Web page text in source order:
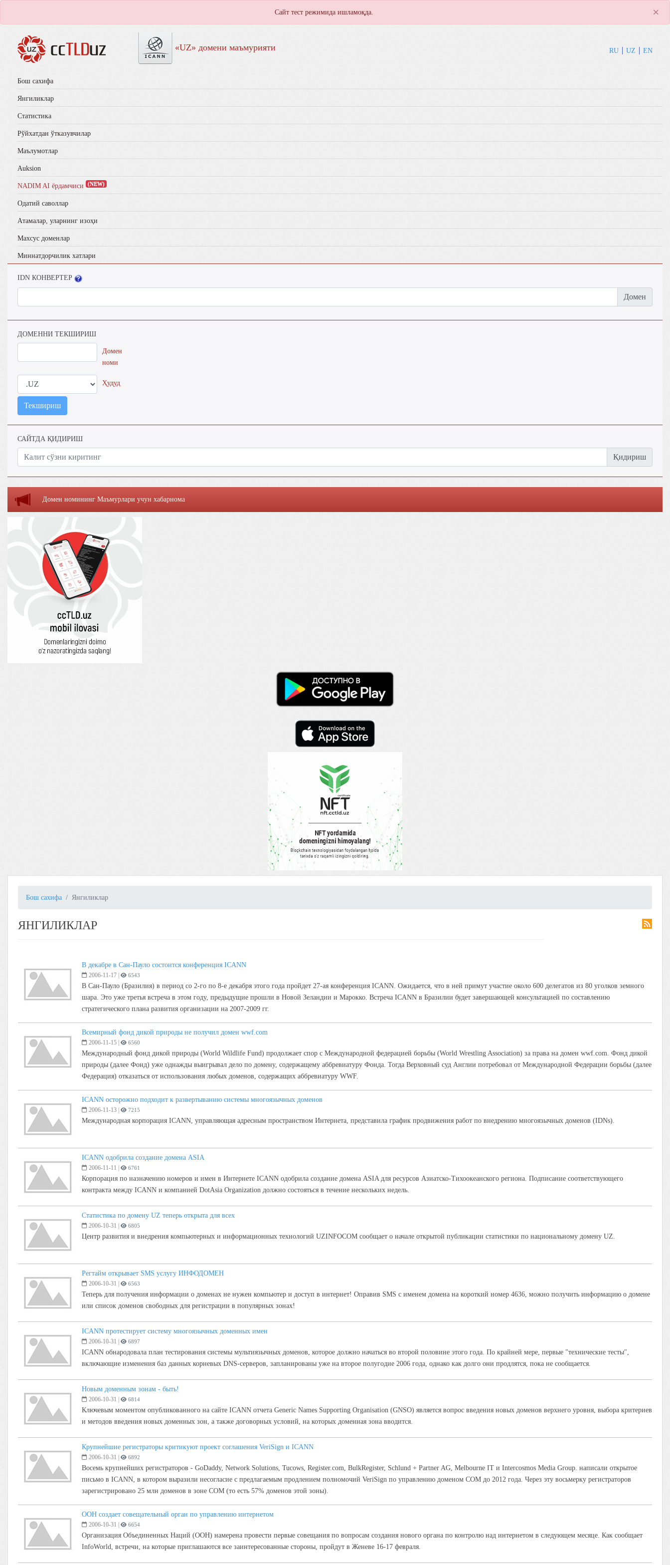
Сайт тест режимида ишламоқда. ×
«UZ» домени маъмурияти RU UZ EN
Бош сахифа
Янгиликлар
Статистика
Рўйхатдан ўтказувчилар
Маълумотлар
Auksion
NADIM AI ёрдамчиси (NEW)
Одатий саволлар
Aтамалар, уларнинг изоҳи
Махсус доменлар
Миннатдорчилик хатлари
IDN КОНВЕРТЕР
Домен
ДОМЕННИ ТЕКШИРИШ
Домен
номи
Ҳудуд
Текшириш
САЙТДА ҚИДИРИШ
Қидириш
Домен номининг Маъмурлaри учун хaбaрномa
Бош сахифа Янгиликлар
ЯНГИЛИКЛАР
В декабре в Сан-Пауло состоится конференция ICANN
2006-11-17 6543
В Сан-Пауло (Бразилия) в период со 2-го по 8-е декабря этого года пройдет 27-ая конференция ICANN. Ожидается, что в ней примут участие около 600 делегатов из 80 уголков земного
шара. Это уже третья встреча в этом году, предыдущие прошли в Новой Зеландии и Марокко. Встреча ICANN в Бразилии будет завершающей консультацией по составлению
стратегического плана развития организации на 2007-2009 гг.
Всемирный фонд дикой природы не получил домен wwf.com
2006-11-15 6560
Международный фонд дикой природы (World Wildlife Fund) продолжает спор с Международной федерацией борьбы (World Wrestling Association) за права на домен wwf.com. Фонд дикой
природы (далее Фонд) уже однажды выигрывал дело по домену, содержащему аббревиатуру Фонда. Тогда Верховный суд Англии потребовал от Международной Федерации борьбы (далее
Федерация) отказаться от использования любых доменов, содержащих аббревиатуру WWF.
ICANN осторожно подходит к развертыванию системы многоязычных доменов
2006-11-13 7215
Международная корпорация ICANN, управляющая адресным пространством Интернета, представила график продвижения работ по внедрению многоязычных доменов (IDNs).
ICANN одобрила создание домена ASIA
2006-11-11 6761
Корпорация по назначению номеров и имен в Интернете ICANN одобрила создание домена ASIA для ресурсов Азиатско-Тихоокеанского региона. Подписание соответствующего
контракта между ICANN и компанией DotAsia Organization должно состояться в течение нескольких недель.
Статистика по домену UZ теперь открыта для всех
2006-10-31 6805
Центр развития и внедрения компьютерных и информационных технологий UZINFOCOM сообщает о начале открытой публикации статистики по национальному домену UZ.
Регтайм открывает SMS услугу ИНФОДОМЕН
2006-10-31 6563
Теперь для получения информации о доменах не нужен компьютер и доступ в интернет! Оправив SMS с именем домена на короткий номер 4636, можно получить информацию о домене
или список доменов свободных для регистрации в популярных зонах!
ICANN протестирует систему многоязычных доменных имен
2006-10-31 6897
ICANN обнародовала план тестирования системы мультиязычных доменов, которое должно начаться во второй половине этого года. По крайней мере, первые "технические тесты",
включающие изменения баз данных корневых DNS-серверов, запланированы уже на второе полугодие 2006 года, однако как долго они продлятся, пока не сообщается.
Новым доменным зонам - быть!
2006-10-31 6814
Ключевым моментом опубликованного на сайте ICANN отчета Generic Names Supporting Organisation (GNSO) является вопрос введения новых доменов верхнего уровня, выбора критериев
и методов введения новых доменных зон, а также договорных условий, на которых доменная зона вводится.
Крупнейшие регистраторы критикуют проект соглашения VeriSign и ICANN
2006-10-31 6892
Восемь крупнейших регистраторов - GoDaddy, Network Solutions, Tucows, Register.com, BulkRegister, Schlund + Partner AG, Melbourne IT и Intercosmos Media Group. написали открытое
письмо в ICANN, в котором выразили несогласие с предлагаемым продлением полномочий VeriSign по управлению доменом COM до 2012 года. Через эту восьмерку регистраторов
зарегистрировано 25 млн доменов в зоне COM (то есть 57% доменов этой зоны).
ООН создает совещательный орган по управлению интернетом
2006-10-31 6654
Организация Объединенных Наций (ООН) намерена провести первые совещания по вопросам создания нового органа по контролю над интернетом в следующем месяце. Как сообщает
InfoWorld, встречи, на которые приглашаются все заинтересованные стороны, пройдут в Женеве 16-17 февраля.